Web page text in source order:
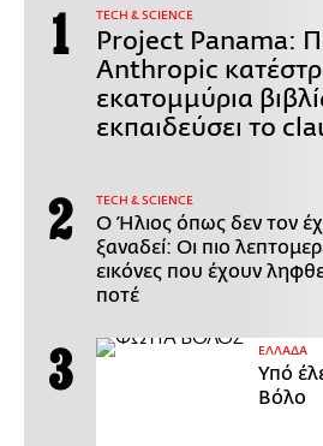
ΤECH & SCIENCE
Project Panama:
Anthropic
εκατομμύρια
εκπαιδεύσει το
ΤECH & SCIENCE
Ο Ήλιος όπως δεν τον
ξαναδεί: Οι πιο
εικόνες που έχουν
ποτέ
ΕΛΛΑΔΑ
Υπό
Βόλο